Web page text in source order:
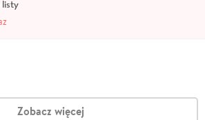
listy
Zobacz więcej